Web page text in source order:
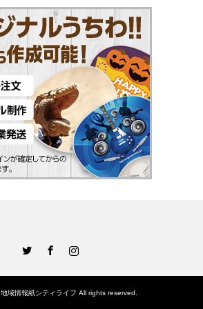
地域情報紙シティライフ All rights reserved.